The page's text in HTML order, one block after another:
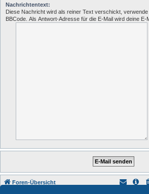
Nachrichtentext:
Diese Nachricht wird als reiner Text verschickt,
BBCode. Als Antwort-Adresse für die E-Mail wird deine E-
Foren-Übersicht